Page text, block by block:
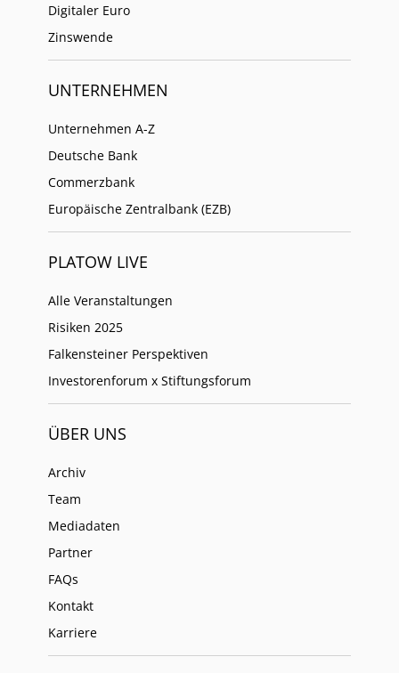
Digitaler Euro
Zinswende
UNTERNEHMEN
Unternehmen A-Z
Deutsche Bank
Commerzbank
Europäische Zentralbank (EZB)
PLATOW LIVE
Alle Veranstaltungen
Risiken 2025
Falkensteiner Perspektiven
Investorenforum x Stiftungsforum
ÜBER UNS
Archiv
Team
Mediadaten
Partner
FAQs
Kontakt
Karriere